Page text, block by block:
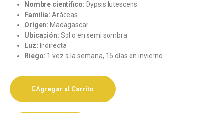
Nombre científico: Dypsis lutescens
Familia: Aráceas
Origen: Madagascar
Ubicación: Sol o en semi sombra
Luz: Indirecta
Riego: 1 vez a la semana, 15 días en invierno
Agregar al Carrito